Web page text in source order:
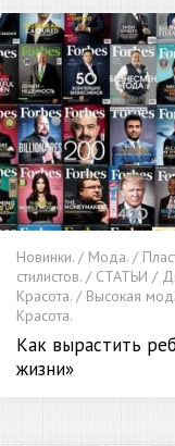
Новинки. / Мода. /
стилистов. / СТАТЬИ /
Красота. / Высокая
Красота.
Как вырастить
жизни»